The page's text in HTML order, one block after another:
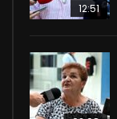
12:51